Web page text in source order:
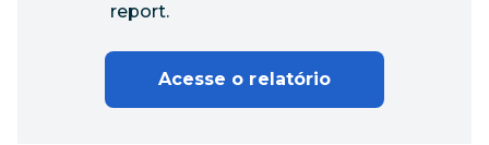
report.
Acesse o relatório